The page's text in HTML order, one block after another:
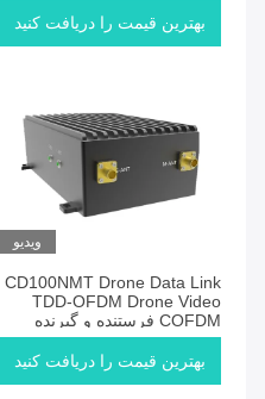
بهترین قیمت را دریافت کنید
ویدیو
CD100NMT Drone Data Link
TDD-OFDM Drone Video
COFDM فرستنده و گیرنده
اترنت
بهترین قیمت را دریافت کنید